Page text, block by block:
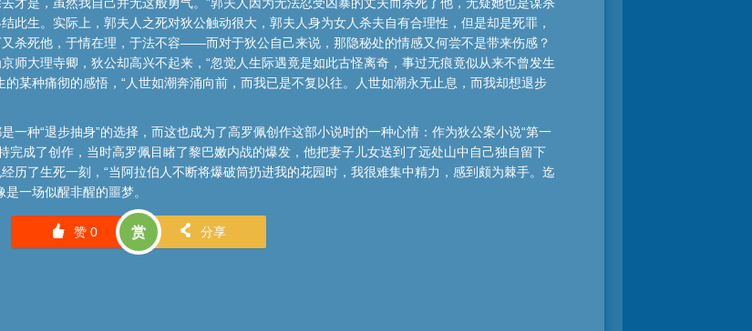
此生。实际上，郭夫人之死对狄公触动很大，郭夫人身为女人杀夫自有合理性，但是却是死罪，
杀死他，于情在理，于法不容——而对于狄公自己来说，那隐秘处的情感又何尝不是带来伤感？
师大理寺卿，狄公却高兴不起来，“忽觉人生际遇竟是如此古怪离奇，事过无痕竟似从来不曾发生
某种痛彻的感悟，“人世如潮奔涌向前，而我已是不复以往。人世如潮永无止息，而我却想退步
一种“退步抽身”的选择，而这也成为了高罗佩创作这部小说时的一种心情：作为狄公案小说“第一
完成了创作，当时高罗佩目睹了黎巴嫩内战的爆发，他把妻子儿女送到了远处山中自己独自留下
历了生死一刻，“当阿拉伯人不断将爆破筒扔进我的花园时，我很难集中精力，感到颇为棘手。迄
一场似醒非醒的噩梦。
󰄼 赞 0 赏 󰄯 分享